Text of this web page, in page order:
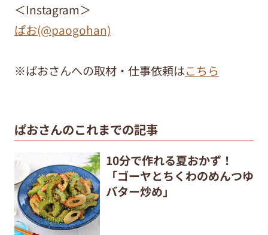
＜Instagram＞
ぱお(@paogohan)
※ぱおさんへの取材・仕事依頼はこちら
ぱおさんのこれまでの記事
10分で作れる夏おかず！
「ゴーヤとちくわのめんつゆ
バター炒め」